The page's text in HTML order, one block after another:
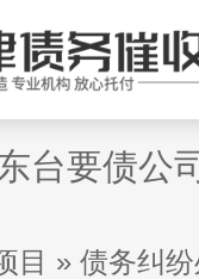
台要债公
目 » 债务纠